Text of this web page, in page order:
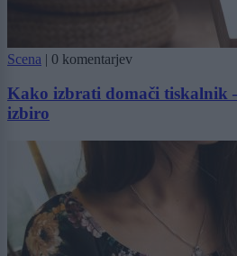
Scena | 0 komentarjev
Kako izbrati domači tiskalnik
izbiro